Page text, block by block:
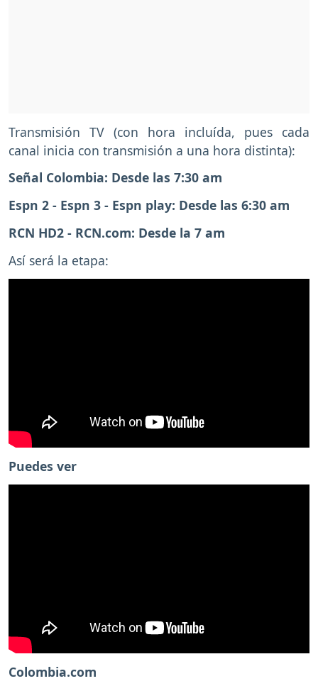
Transmisión TV (con hora incluída, pues cada
canal inicia con transmisión a una hora distinta):
Señal Colombia: Desde las 7:30 am
Espn 2 - Espn 3 - Espn play: Desde las 6:30 am
RCN HD2 - RCN.com: Desde la 7 am
Así será la etapa:
Puedes ver
Colombia.com